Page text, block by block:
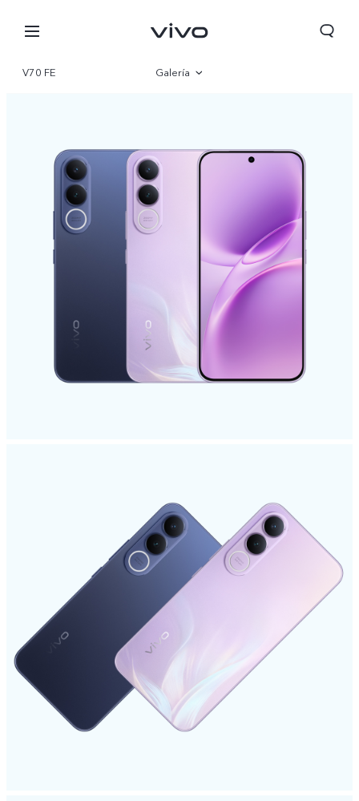
V70 FE Galería
Especificaciones